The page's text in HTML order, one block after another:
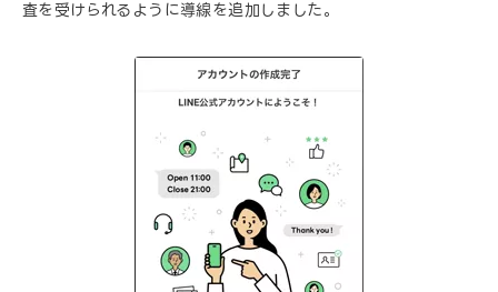
査を受けられるように導線を追加しました。